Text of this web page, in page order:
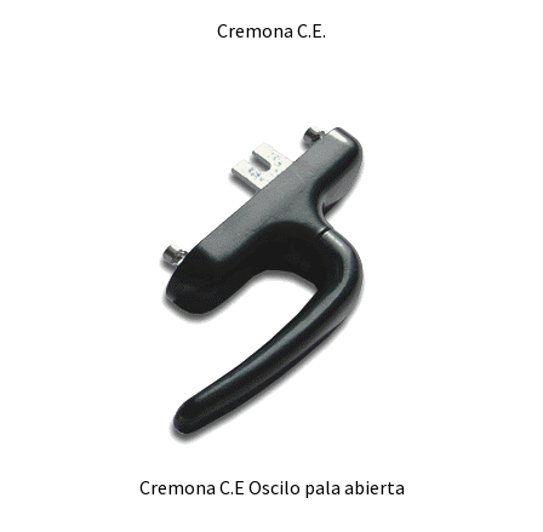
Cremona C.E.
Cremona C.E Oscilo pala abierta